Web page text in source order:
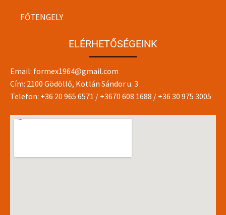
FŐTENGELY
ELÉRHETŐSÉGEINK
Email: formex1964@gmail.com
Cím: 2100 Gödöllő, Kotlán Sándor u. 3
Telefon: +36 20 965 6571 / +3670 608 1688 / +36 30 975 3005